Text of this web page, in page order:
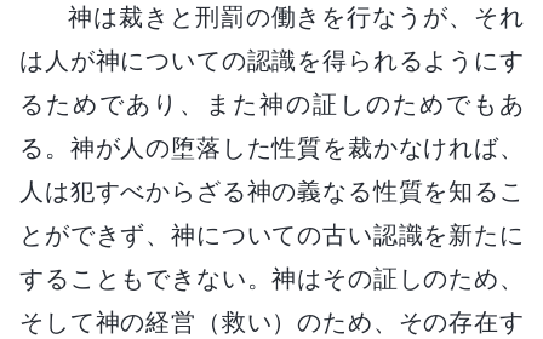
神は裁きと刑罰の働きを行なうが、それ
は人が神についての認識を得られるようにす
るためであり、また神の証しのためでもあ
る。神が人の堕落した性質を裁かなければ、
人は犯すべからざる神の義なる性質を知るこ
とができず、神についての古い認識を新たに
することもできない。神はその証しのため、
そして神の経営（救い）のため、その存在す